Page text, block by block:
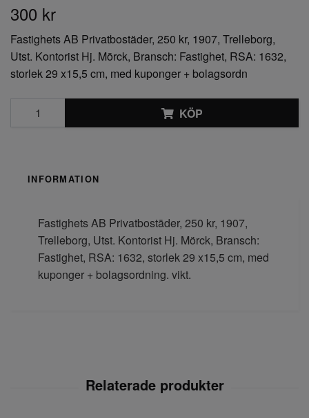
300 kr
Fastighets AB Privatbostäder, 250 kr, 1907, Trelleborg,
Utst. Kontorist Hj. Mörck, Bransch: Fastighet, RSA: 1632,
storlek 29 x15,5 cm, med kuponger + bolagsordn
KÖP
INFORMATION
Fastighets AB Privatbostäder, 250 kr, 1907,
Trelleborg, Utst. Kontorist Hj. Mörck, Bransch:
Fastighet, RSA: 1632, storlek 29 x15,5 cm, med
kuponger + bolagsordning. vikt.